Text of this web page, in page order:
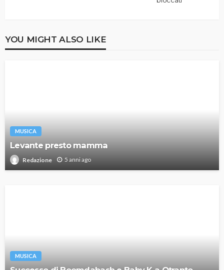
YOU MIGHT ALSO LIKE
MUSICA
Levante presto mamma
Redazione 5 anni ago
MUSICA